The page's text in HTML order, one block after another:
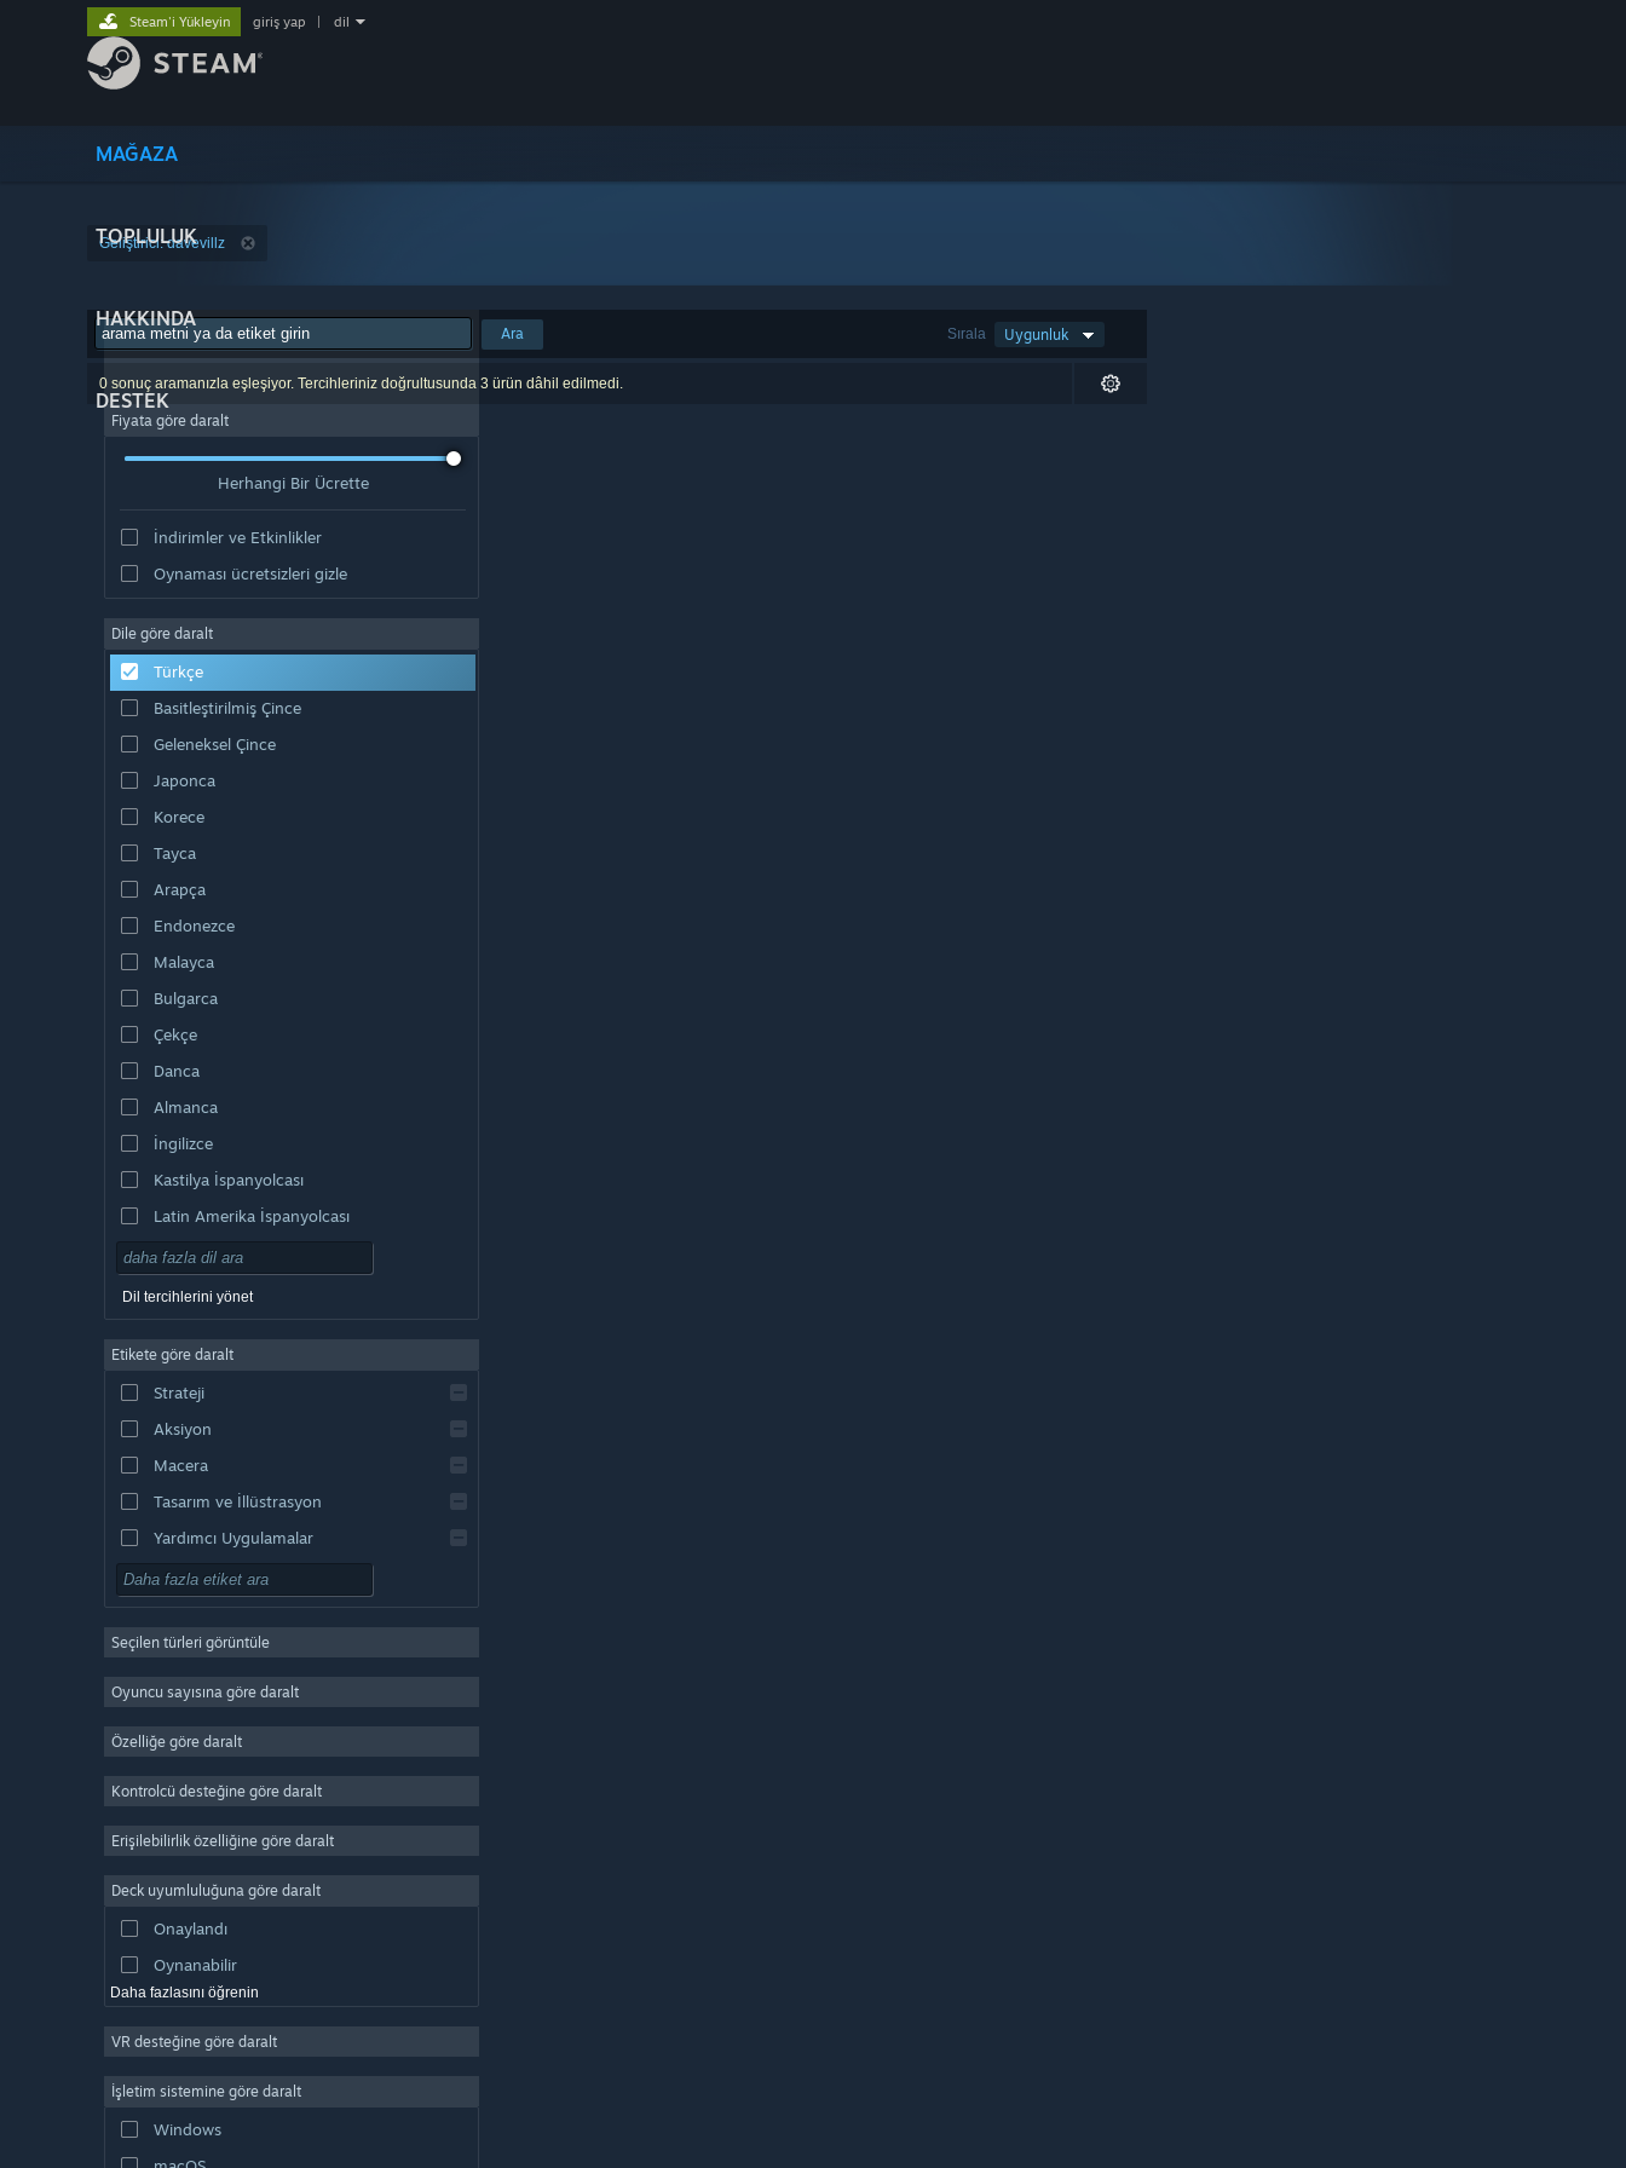
MAĞAZA
TOPLULUK
HAKKINDA
DESTEK
Steam'i Yükleyin giriş yap dil
Geliştirici: davevillz
Sırala Uygunluk
Ara
0 sonuç aramanızla eşleşiyor. Tercihleriniz doğrultusunda 3 ürün dâhil edilmedi.
Fiyata göre daralt
Herhangi Bir Ücrette
İndirimler ve Etkinlikler
Oynaması ücretsizleri gizle
Dile göre daralt
Türkçe
Basitleştirilmiş Çince
Geleneksel Çince
Japonca
Korece
Tayca
Arapça
Endonezce
Malayca
Bulgarca
Çekçe
Danca
Almanca
İngilizce
Kastilya İspanyolcası
Latin Amerika İspanyolcası
Dil tercihlerini yönet
Etikete göre daralt
Strateji
Aksiyon
Macera
Tasarım ve İllüstrasyon
Yardımcı Uygulamalar
Oynaması Ücretsiz
Devasa Çok Oyunculu
Basit Eğlence
Simülasyon
Video Prodüksiyonu
Fotoğraf Düzenleme
Seçilen türleri görüntüle
Oyuncu sayısına göre daralt
Özelliğe göre daralt
Kontrolcü desteğine göre daralt
Erişilebilirlik özelliğine göre daralt
Deck uyumluluğuna göre daralt
Onaylandı
Oynanabilir
Daha fazlasını öğrenin
VR desteğine göre daralt
İşletim sistemine göre daralt
Windows